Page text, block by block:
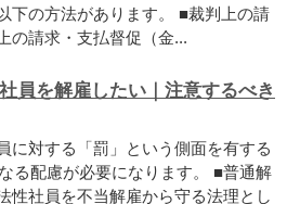
下の方法があります。 ■裁判上の請
の請求・支払督促（金...
員を解雇したい｜注意するべき
に対する「罰」という側面を有する
る配慮が必要になります。 ■普通解
性社員を不当解雇から守る法理とし